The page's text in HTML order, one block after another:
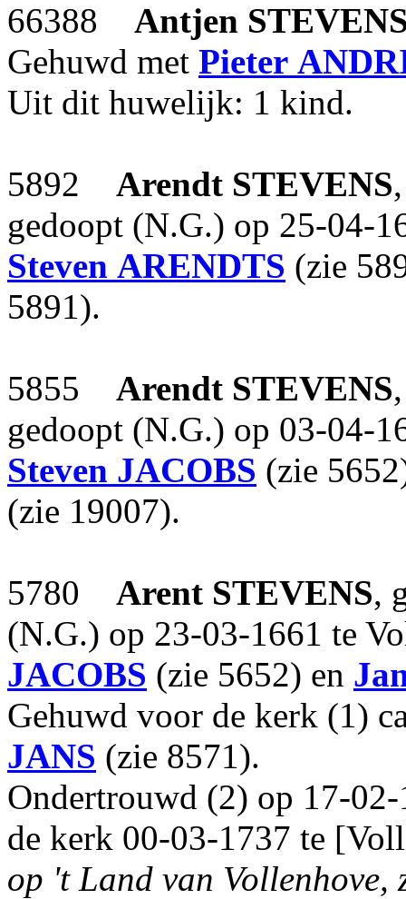
66388 Antjen
Gehuwd met Pieter
Uit dit huwelijk: 1 kind.
5892 Arendt STEVENS
gedoopt (N.G.) op 25-04-
Steven ARENDTS (zie
5891).
5855 Arendt STEVENS
gedoopt (N.G.) op 03-04-
Steven JACOBS (zie
(zie 19007).
5780 Arent STEVENS,
(N.G.) op 23-03-1661 te
JACOBS (zie 5652) en
Gehuwd voor de kerk (1)
JANS (zie 8571).
Ondertrouwd (2) op 17-
de kerk 00-03-1737 te
op 't Land van